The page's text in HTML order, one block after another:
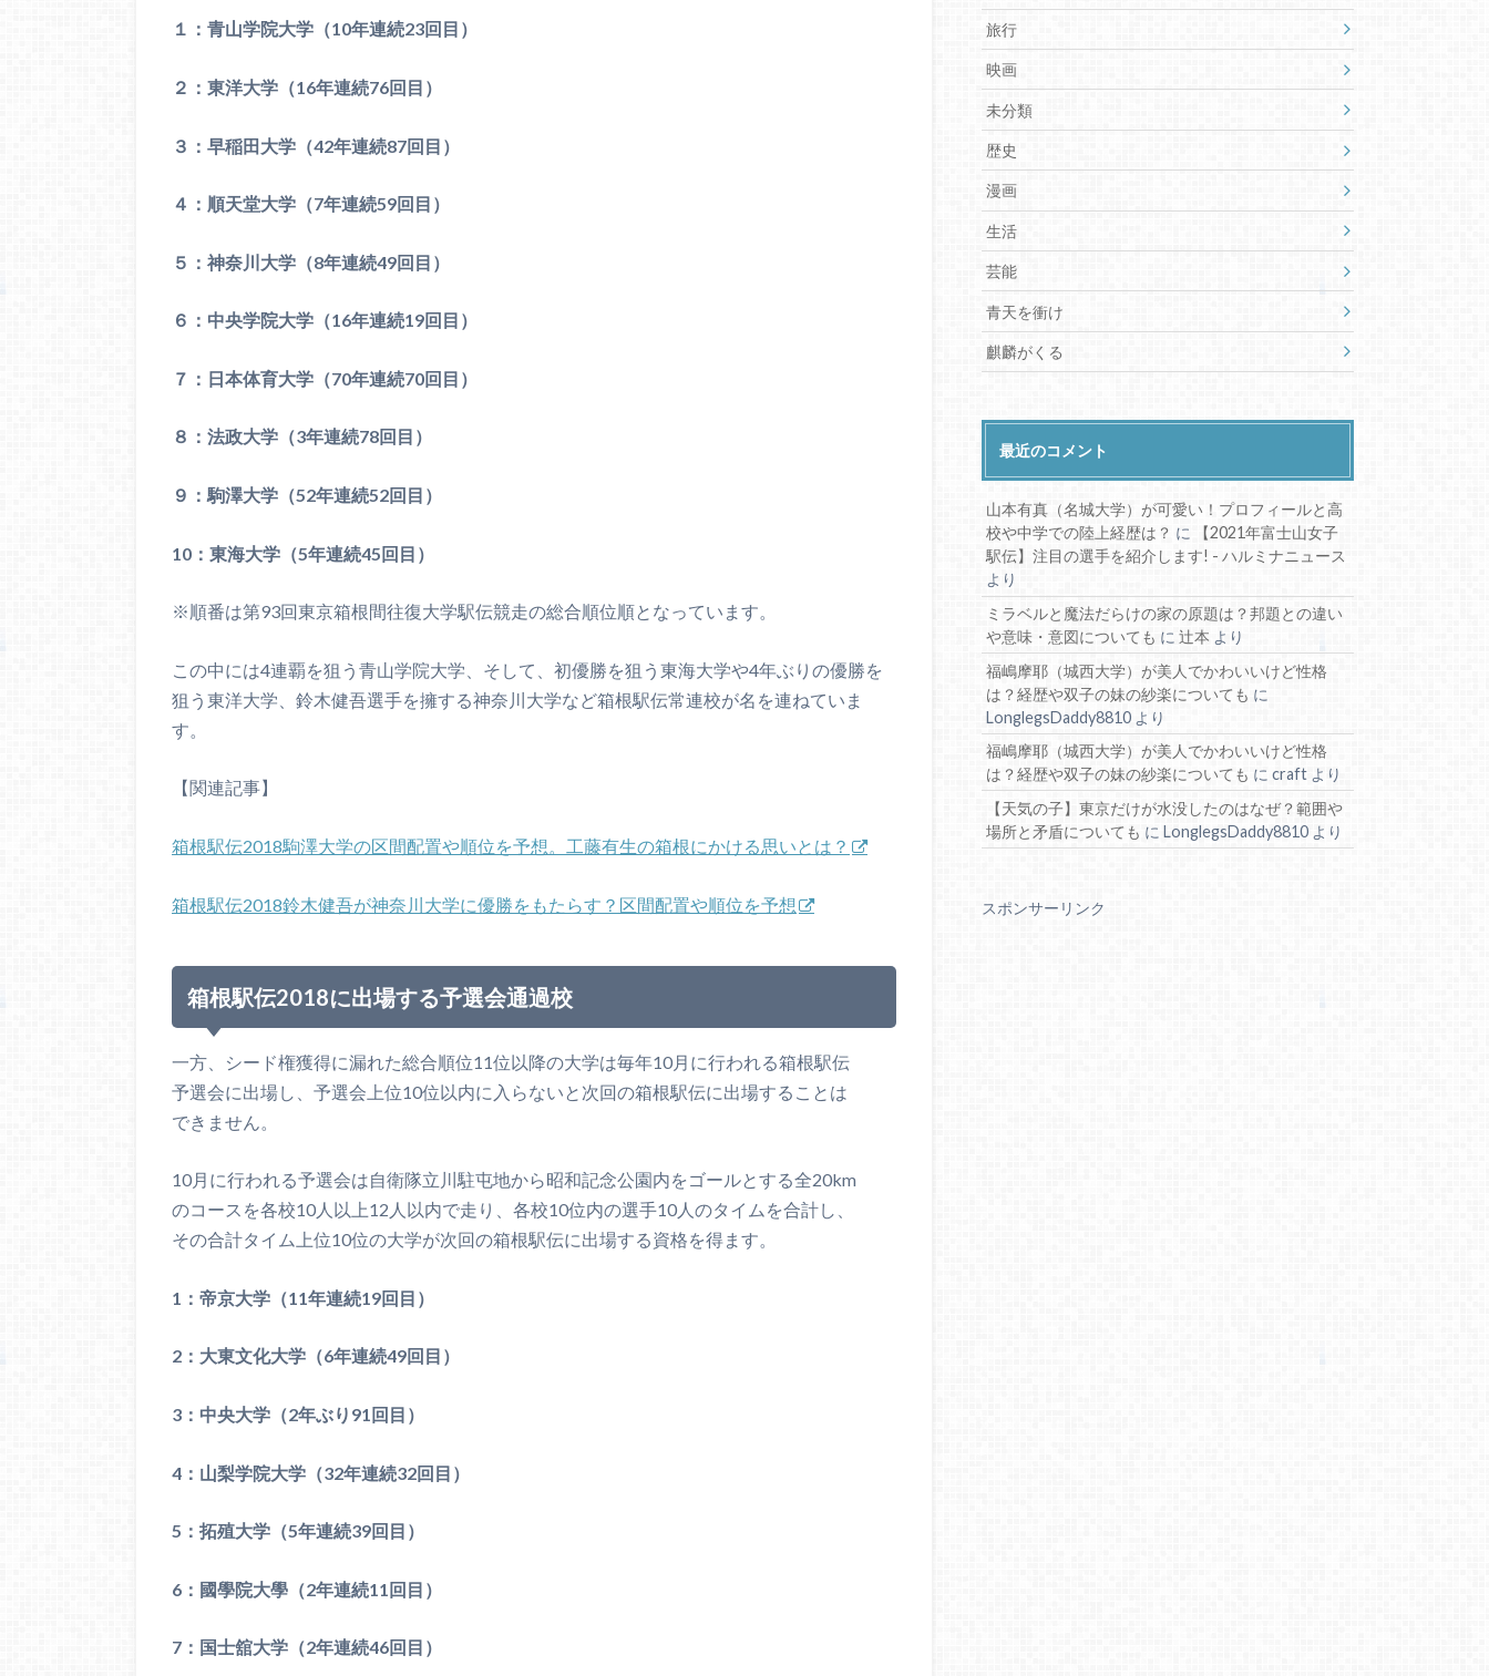
１：青山学院大学（10年連続23回目）
２：東洋大学（16年連続76回目）
３：早稲田大学（42年連続87回目）
４：順天堂大学（7年連続59回目）
５：神奈川大学（8年連続49回目）
６：中央学院大学（16年連続19回目）
７：日本体育大学（70年連続70回目）
８：法政大学（3年連続78回目）
９：駒澤大学（52年連続52回目）
10：東海大学（5年連続45回目）
※順番は第93回東京箱根間往復大学駅伝競走の総合順位順となっています。
この中には4連覇を狙う青山学院大学、そして、初優勝を狙う東海大学や4年ぶりの優勝を
狙う東洋大学、鈴木健吾選手を擁する神奈川大学など箱根駅伝常連校が名を連ねていま
す。
【関連記事】
箱根駅伝2018駒澤大学の区間配置や順位を予想。工藤有生の箱根にかける思いとは？
箱根駅伝2018鈴木健吾が神奈川大学に優勝をもたらす？区間配置や順位を予想
箱根駅伝2018に出場する予選会通過校
一方、シード権獲得に漏れた総合順位11位以降の大学は毎年10月に行われる箱根駅伝
予選会に出場し、予選会上位10位以内に入らないと次回の箱根駅伝に出場することは
できません。
10月に行われる予選会は自衛隊立川駐屯地から昭和記念公園内をゴールとする全20km
のコースを各校10人以上12人以内で走り、各校10位内の選手10人のタイムを合計し、
その合計タイム上位10位の大学が次回の箱根駅伝に出場する資格を得ます。
1：帝京大学（11年連続19回目）
2：大東文化大学（6年連続49回目）
3：中央大学（2年ぶり91回目）
4：山梨学院大学（32年連続32回目）
5：拓殖大学（5年連続39回目）
6：國學院大學（2年連続11回目）
7：国士舘大学（2年連続46回目）
旅行
映画
未分類
歴史
漫画
生活
芸能
青天を衝け
麒麟がくる
最近のコメント
山本有真（名城大学）が可愛い！プロフィールと高
校や中学での陸上経歴は？ に
【2021年富士山女子
駅伝】注目の選手を紹介します! - ハルミナニュース
より
ミラベルと魔法だらけの家の原題は？邦題との違い
や意味・意図についても に辻本 より
福嶋摩耶（城西大学）が美人でかわいいけど性格
は？経歴や双子の妹の紗楽についても に
LonglegsDaddy8810 より
福嶋摩耶（城西大学）が美人でかわいいけど性格
は？経歴や双子の妹の紗楽についても にcraft より
【天気の子】東京だけが水没したのはなぜ？範囲や
場所と矛盾についても にLonglegsDaddy8810 より
スポンサーリンク